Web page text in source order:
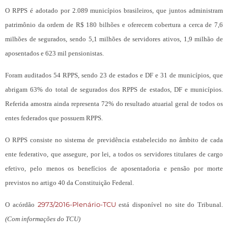
O RPPS é adotado por 2.089 municípios brasileiros, que juntos administram
patrimônio da ordem de R$ 180 bilhões e oferecem cobertura a cerca de 7,6
milhões de segurados, sendo 5,1 milhões de servidores ativos, 1,9 milhão de
aposentados e 623 mil pensionistas.
Foram auditados 54 RPPS, sendo 23 de estados e DF e 31 de municípios, que
abrigam 63% do total de segurados dos RPPS de estados, DF e municípios.
Referida amostra ainda representa 72% do resultado atuarial geral de todos os
entes federados que possuem RPPS.
O RPPS consiste no sistema de previdência estabelecido no âmbito de cada
ente federativo, que assegure, por lei, a todos os servidores titulares de cargo
efetivo, pelo menos os benefícios de aposentadoria e pensão por morte
previstos no artigo 40 da Constituição Federal.
O acórdão 2973/2016-Plenário-TCU está disponível no site do Tribunal.
(Com informações do TCU)